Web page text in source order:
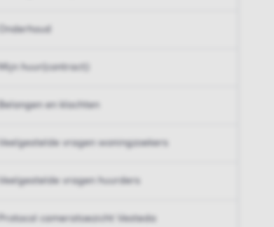
Onderhoud
Mijn huur(contract)
Belangen en klachten
Veelgestelde vragen woningzoekers
Veelgestelde vragen huurders
Protocol cameratoezicht Vesteda